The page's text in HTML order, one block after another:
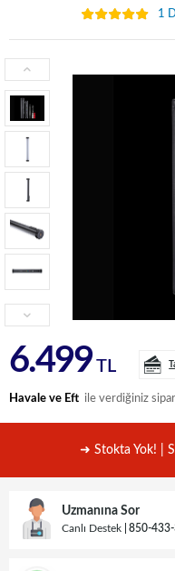
1
6.499 TL
Havale ve Eft ile verdiğiniz
➜ Stokta Yok! |
Uzmanına Sor
Canlı Destek 850-